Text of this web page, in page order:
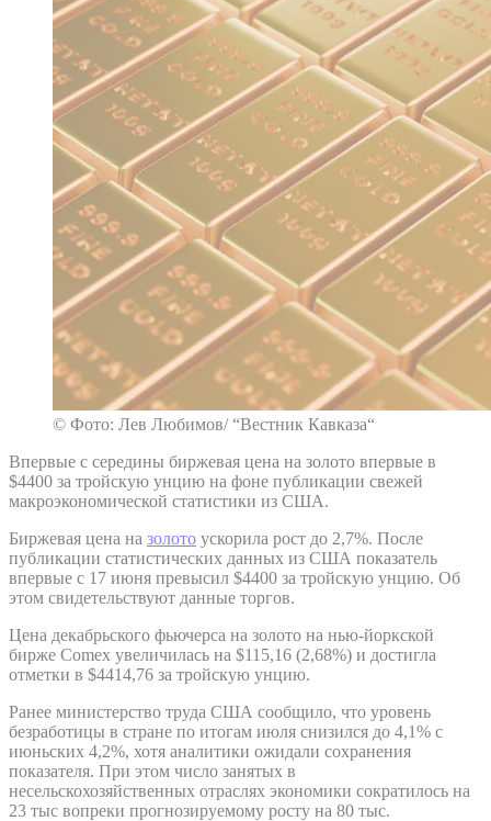
© Фото: Лев Любимов/ “Вестник Кавказа“
Впервые с середины биржевая цена на золото впервые в
$4400 за тройскую унцию на фоне публикации свежей
макроэкономической статистики из США.
Биржевая цена на золото ускорила рост до 2,7%. После
публикации статистических данных из США показатель
впервые с 17 июня превысил $4400 за тройскую унцию. Об
этом свидетельствуют данные торгов.
Цена декабрьского фьючерса на золото на нью-йоркской
бирже Comex увеличилась на $115,16 (2,68%) и достигла
отметки в $4414,76 за тройскую унцию.
Ранее министерство труда США сообщило, что уровень
безработицы в стране по итогам июля снизился до 4,1% с
июньских 4,2%, хотя аналитики ожидали сохранения
показателя. При этом число занятых в
несельскохозяйственных отраслях экономики сократилось на
23 тыс вопреки прогнозируемому росту на 80 тыс.